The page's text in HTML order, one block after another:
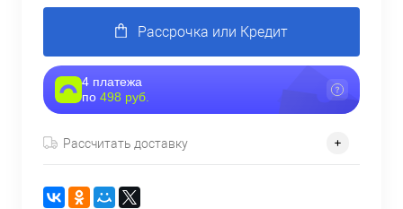
Рассрочка или Кредит
4 платежа
по 498 руб.
Рассчитать доставку